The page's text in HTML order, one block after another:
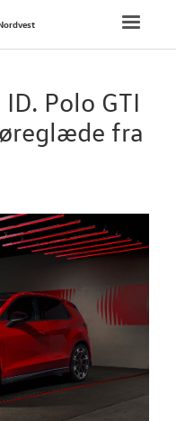
NYE
BRUGTE BILER
TILBEHØR
VÆRKSTED
RESERVEDELE
Toggle
Polo GTI
fra